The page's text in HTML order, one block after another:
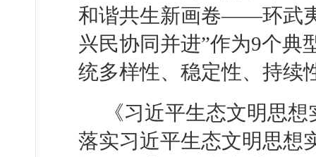
和谐共生新画卷——环武
兴民协同并进”作为9个典
统多样性、稳定性、持续
《习近平生态文明思
落实习近平生态文明思想